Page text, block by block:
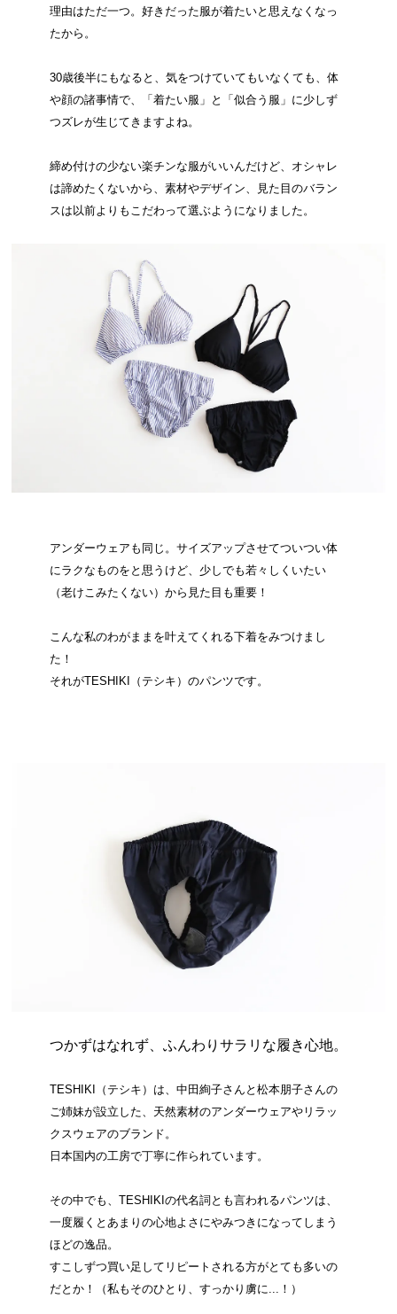
理由はただ一つ。好きだった服が着たいと思えなくなっ
たから。
30歳後半にもなると、気をつけていてもいなくても、体
や顔の諸事情で、「着たい服」と「似合う服」に少しず
つズレが生じてきますよね。
締め付けの少ない楽チンな服がいいんだけど、オシャレ
は諦めたくないから、素材やデザイン、見た目のバラン
スは以前よりもこだわって選ぶようになりました。
アンダーウェアも同じ。サイズアップさせてついつい体
にラクなものをと思うけど、少しでも若々しくいたい
（老けこみたくない）から見た目も重要！
こんな私のわがままを叶えてくれる下着をみつけまし
た！
それがTESHIKI（テシキ）のパンツです。
つかずはなれず、ふんわりサラリな履き心地。
TESHIKI（テシキ）は、中田絢子さんと松本朋子さんの
ご姉妹が設立した、天然素材のアンダーウェアやリラッ
クスウェアのブランド。
日本国内の工房で丁寧に作られています。
その中でも、TESHIKIの代名詞とも言われるパンツは、
一度履くとあまりの心地よさにやみつきになってしまう
ほどの逸品。
すこしずつ買い足してリピートされる方がとても多いの
だとか！（私もそのひとり、すっかり虜に...！）